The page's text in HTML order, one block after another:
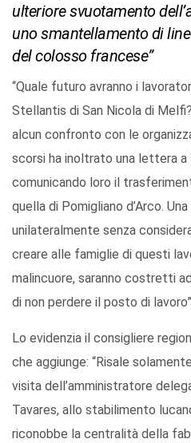
ulteriore svuotamento
uno smantellamento di
del colosso francese”
“Quale futuro avranno i
Stellantis di San Nicola di
alcun confronto con le
scorsi ha inoltrato una lettera a
comunicando loro il
quella di Pomigliano d’Arco.
unilateralmente senza
creare alle famiglie di questi
malincuore, saranno costretti
di non perdere il posto di
Lo evidenzia il consigliere
che aggiunge: “Risale
visita dell’amministratore
Tavares, allo stabilimento
riconobbe la centralità della